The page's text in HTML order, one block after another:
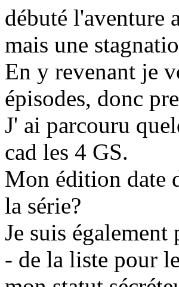
débuté l'aventure
mais une
En y revenant je
épisodes, donc
J' ai parcouru
cad les 4 GS.
Mon édition date
la série?
Je suis également
- de la liste pour